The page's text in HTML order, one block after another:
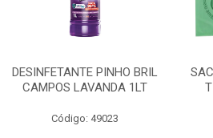
DESINFETANTE PINHO BRIL
CAMPOS LAVANDA 1LT
Código: 49023